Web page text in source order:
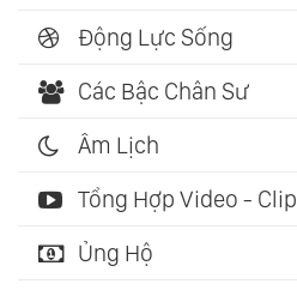
Động Lực Sống
Các Bậc Chân Sư
Âm Lịch
Tổng Hợp Video - Clip
Ủng Hộ